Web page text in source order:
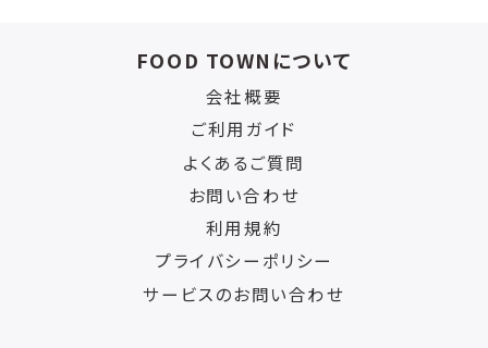
FOOD TOWNについて
会社概要
ご利用ガイド
よくあるご質問
お問い合わせ
利用規約
プライバシーポリシー
サービスのお問い合わせ